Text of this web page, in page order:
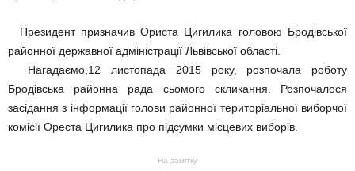
Президент призначив Ориста Цигилика головою Бродівської
районної державної адміністрації Львівської області.
Нагадаємо,12 листопада 2015 року, розпочала роботу
Бродівська районна рада сьомого скликання. Розпочалося
засідання з інформації голови районної територіальної виборчої
комісії Ореста Цигилика про підсумки місцевих виборів.
На замітку